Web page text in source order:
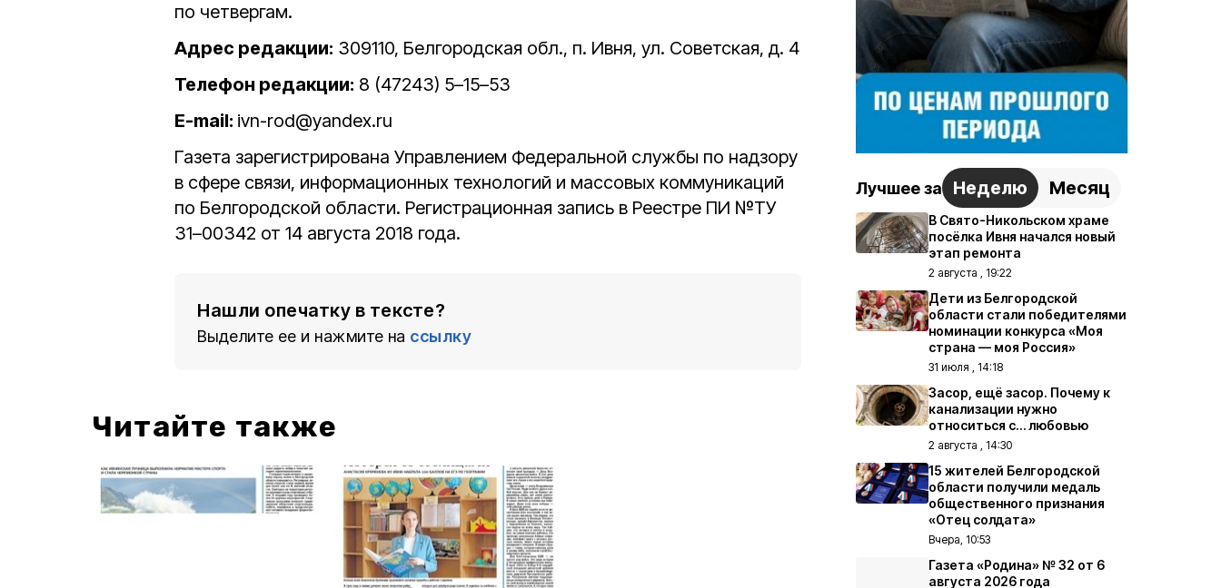
по четвергам.
Адрес редакции: 309110, Белгородская обл., п. Ивня, ул. Советская, д. 4
Телефон редакции: 8 (47243) 5–15–53
E-mail: ivn-rod@yandex.ru
Газета зарегистрирована Управлением Федеральной службы по надзору
в сфере связи, информационных технологий и массовых коммуникаций
по Белгородской области. Регистрационная запись в Реестре ПИ №ТУ
31–00342 от 14 августа 2018 года.
Нашли опечатку в тексте?
Выделите ее и нажмите на ссылку
Читайте также
Лучшее за Неделю Месяц
В Свято-Никольском храме
посёлка Ивня начался новый
этап ремонта
2 августа , 19:22
Дети из Белгородской
области стали победителями
номинации конкурса «Моя
страна — моя Россия»
31 июля , 14:18
Засор, ещё засор. Почему к
канализации нужно
относиться с… любовью
2 августа , 14:30
15 жителей Белгородской
области получили медаль
общественного признания
«Отец солдата»
Вчера, 10:53
Газета «Родина» № 32 от 6
августа 2026 года